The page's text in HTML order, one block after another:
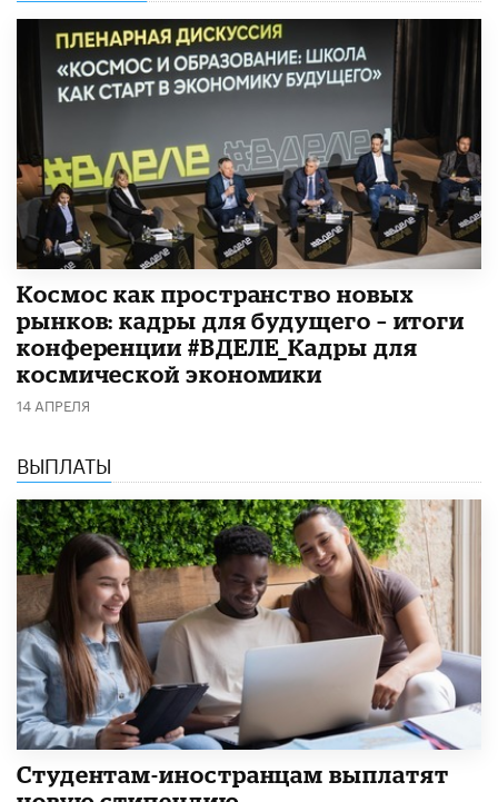
Космос как пространство новых
рынков: кадры для будущего – итоги
конференции #ВДЕЛЕ_Кадры для
космической экономики
14 АПРЕЛЯ
ВЫПЛАТЫ
Студентам-иностранцам выплатят